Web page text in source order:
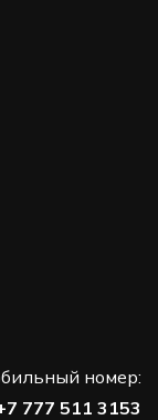
номер:
777 511 3153